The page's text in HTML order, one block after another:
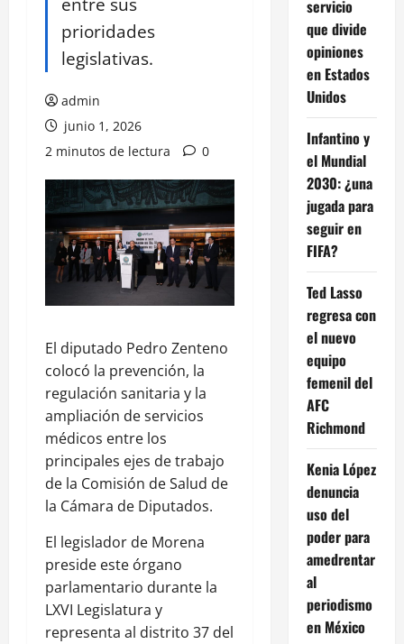
prioridades
legislativas.
admin
junio 1, 2026
2 minutos de lectura
0
El diputado Pedro Zenteno
colocó la prevención, la
regulación sanitaria y la
ampliación de servicios
médicos entre los
principales ejes de trabajo
de la Comisión de Salud de
la Cámara de Diputados.
El legislador de Morena
preside este órgano
parlamentario durante la
LXVI Legislatura y
representa al distrito 37 del
servicio
que divide
opiniones
en Estados
Unidos
Infantino y
el Mundial
2030: ¿una
jugada para
seguir en
FIFA?
Ted Lasso
regresa con
el nuevo
equipo
femenil del
AFC
Richmond
Kenia López
denuncia
uso del
poder para
amedrentar
al
periodismo
en México